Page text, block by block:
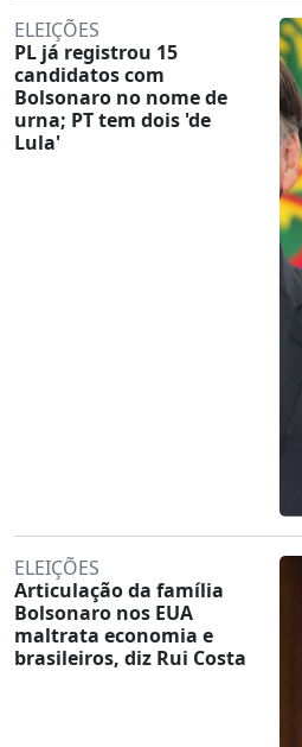
ELEIÇÕES
PL já registrou 15
candidatos com
Bolsonaro no nome de
urna; PT tem dois 'de
Lula'
ELEIÇÕES
Articulação da família
Bolsonaro nos EUA
maltrata economia e
brasileiros, diz Rui Costa